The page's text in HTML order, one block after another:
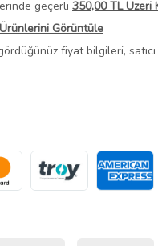
geçerli 350,00 TL Üzeri
Görüntüle
fiyat bilgileri,